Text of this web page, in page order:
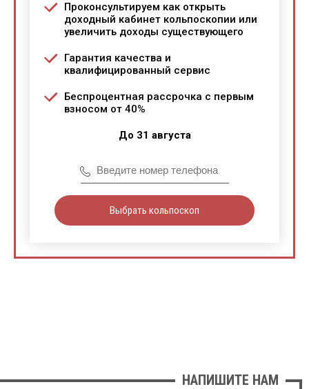
Проконсультируем как открыть
доходный кабинет кольпоскопии или
увеличить доходы существующего
Гарантия качества и
квалифицированный сервис
Беспроцентная рассрочка с первым
взносом от 40%
До 31 августа
Выбрать кольпоскоп
НАПИШИТЕ НАМ